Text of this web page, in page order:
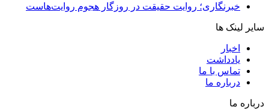
خبرنگاری؛ روایت حقیقت در روزگار هجوم روایت‌هاست
سایر لینک ها
اخبار
یادداشت
تماس با ما
درباره ما
درباره ما